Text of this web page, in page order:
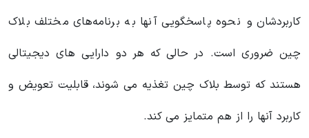
کاربردشان و نحوه پاسخگویی آنها به برنامه‌های مختلف بلاک
چین ضروری است. در حالی که هر دو دارایی های دیجیتالی
هستند که توسط بلاک چین تغذیه می شوند، قابلیت تعویض و
کاربرد آنها را از هم متمایز می کند.